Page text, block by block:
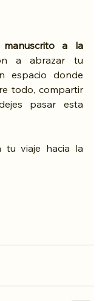
manuscrito a la
a abrazar tu
espacio donde
todo, compartir
pasar esta
tu viaje hacia la